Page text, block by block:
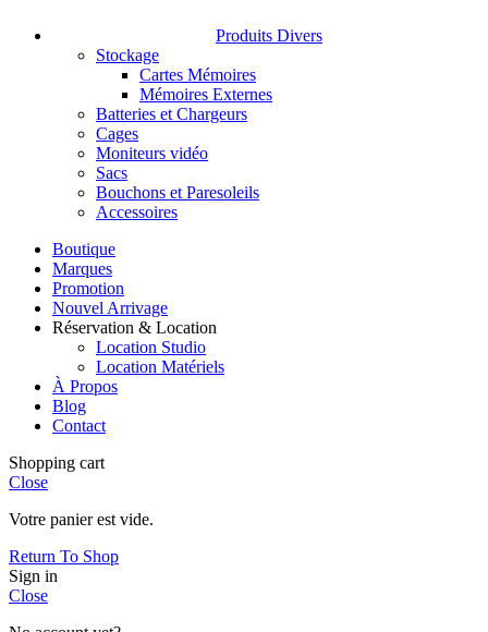
Produits Divers
Stockage
Cartes Mémoires
Mémoires Externes
Batteries et Chargeurs
Cages
Moniteurs vidéo
Sacs
Bouchons et Paresoleils
Accessoires
Boutique
Marques
Promotion
Nouvel Arrivage
Réservation & Location
Location Studio
Location Matériels
À Propos
Blog
Contact
Shopping cart
Close
Votre panier est vide.
Return To Shop
Sign in
Close